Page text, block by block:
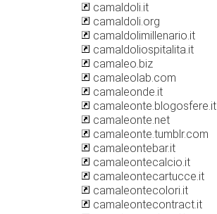
camaldoli.it
camaldoli.org
camaldolimillenario.it
camaldoliospitalita.it
camaleo.biz
camaleolab.com
camaleonde.it
camaleonte.blogosfere.it
camaleonte.net
camaleonte.tumblr.com
camaleontebar.it
camaleontecalcio.it
camaleontecartucce.it
camaleontecolori.it
camaleontecontract.it